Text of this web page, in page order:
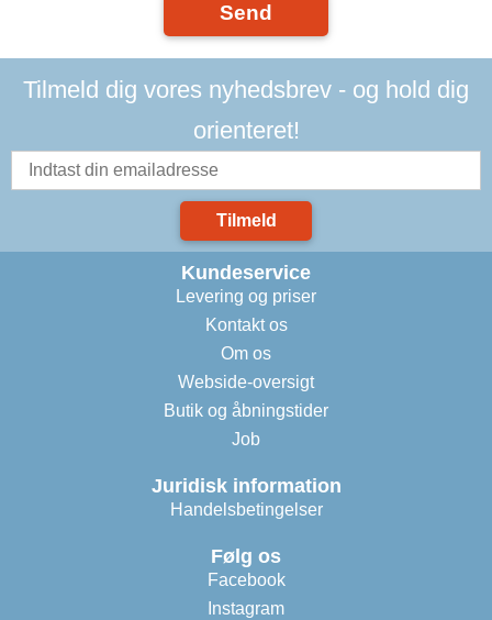
Send
Tilmeld dig vores nyhedsbrev - og hold dig
orienteret!
Tilmeld
Kundeservice
Levering og priser
Kontakt os
Om os
Webside-oversigt
Butik og åbningstider
Job
Juridisk information
Handelsbetingelser
Følg os
Facebook
Instagram